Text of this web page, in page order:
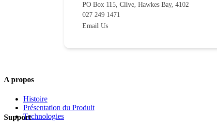
PO Box 115, Clive, Hawkes Bay, 4102
027 249 1471
Email Us
A propos
Histoire
Présentation du Produit
Technologies
Support